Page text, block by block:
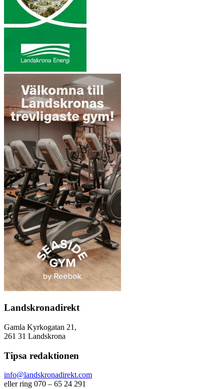
Landskronadirekt
Gamla Kyrkogatan 21,
261 31 Landskrona
Tipsa redaktionen
info@landskronadirekt.com
eller ring 070 – 65 24 291